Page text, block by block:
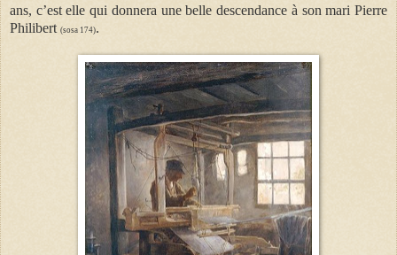
ans, c’est elle qui donnera une belle descendance à son mari Pierre
Philibert (sosa 174).